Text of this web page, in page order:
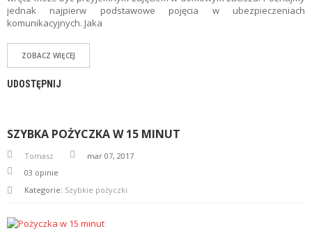
Ó
W
Y
R
jednak najpierw podstawowe pojęcia w ubezpieczeniach
komunikacyjnych. Jaka
ZOBACZ WIĘCEJ
UDOSTĘPNIJ
SZYBKA POŻYCZKA W 15 MINUT
Tomasz
mar 07, 2017
03 opinie
Kategorie: Szybkie pożyczki